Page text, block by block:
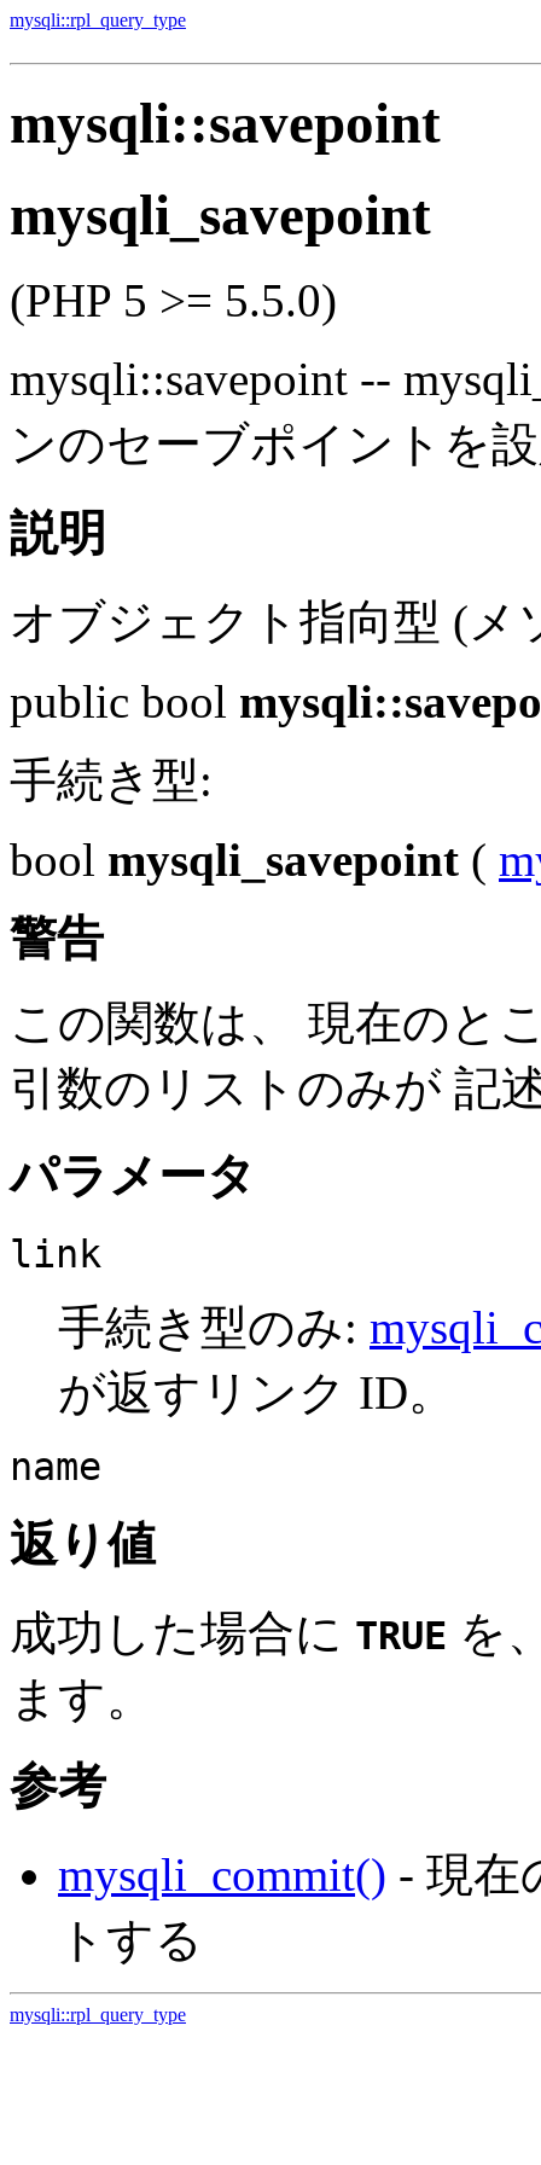
mysqli::rpl_query_type
mysqli::savepoint
mysqli_savepoint
(PHP 5 >= 5.5.0)
mysqli::savepoint --
ンのセーブポイントを
説明
オブジェクト指向型 (メ
public bool
手続き型:
bool mysqli_savepoint (
警告
この関数は、 現在のと
引数のリストのみが 記
パラメータ
link
手続き型のみ:
が返すリンク ID。
name
返り値
成功した場合に TRUE を
ます。
参考
mysqli_commit() - 現在
トする
mysqli::rpl_query_type